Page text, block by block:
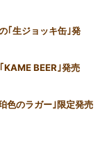
｢生ジョッキ缶｣発
KAME BEER｣発売
色のラガー｣限定発売